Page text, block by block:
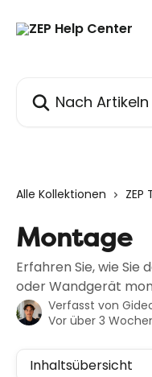
Alle Kollektionen ZEP
Montage
Erfahren Sie, wie Sie
oder Wandgerät
Verfasst von
Vor über 3
Inhaltsübersicht